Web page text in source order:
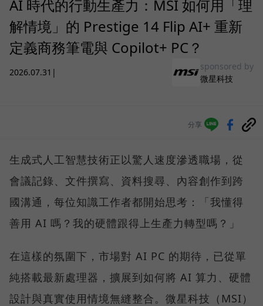
AI 時代的行動生產力：MSI 如何用「理
解情境」的 Prestige 14 Flip AI+ 重新
定義商務筆電與 Copilot+ PC？
2026.07.31 |
sponsored by
微星科技
分享
生成式人工智慧技術正以驚人速度滲透職場，從
會議記錄、文件撰寫、資料搜尋、內容創作到跨
國溝通，每位知識工作者都開始思考：「我懂得
善用 AI 嗎？我的硬體跟得上生產力轉型嗎？」
在這樣的氛圍下，市場對 AI PC 的期待，已從單
純搭載最新處理器，擴展到如何將 AI 算力、硬體
設計與真實使用情境無縫整合。微星科技（MSI）